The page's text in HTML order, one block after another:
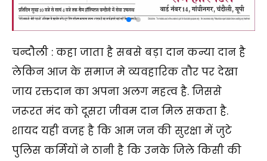
चन्दौली : कहा जाता है सबसे बड़ा दान कन्या दान है
लेकिन आज के समाज मे व्यवहारिक तौर पर देखा
जाय रक्तदान का अपना अलग महत्व है. जिससे
जरूरत मंद को दूसरा जीवम दान मिल सकता है.
शायद यही वजह है कि आम जन की सुरक्षा में जुटे
पुलिस कर्मियों ने ठानी है कि उनके जिले किसी की